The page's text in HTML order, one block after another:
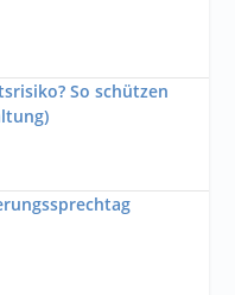
So schützen